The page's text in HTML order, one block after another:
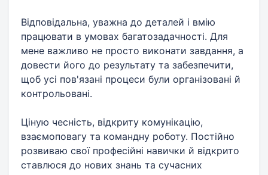
Відповідальна, уважна до деталей і вмію
працювати в умовах багатозадачності. Для
мене важливо не просто виконати завдання, а
довести його до результату та забезпечити,
щоб усі пов'язані процеси були організовані й
контрольовані.
Ціную чесність, відкриту комунікацію,
взаємоповагу та командну роботу. Постійно
розвиваю свої професійні навички й відкрито
ставлюся до нових знань та сучасних